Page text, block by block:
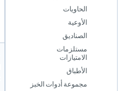
الحاويات
الأوعية
الصناديق
مستلزمات
الامتيازات
الأطباق
مجموعة أدوات الخبز